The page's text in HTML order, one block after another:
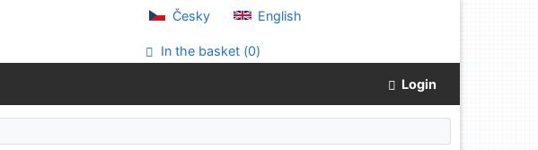
Česky English
In the basket (0)
Login